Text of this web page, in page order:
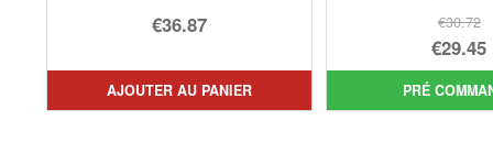
€36.87
AJOUTER AU PANIER
€30.72
Le
prix
€29.45
Le
prix
PRÉ